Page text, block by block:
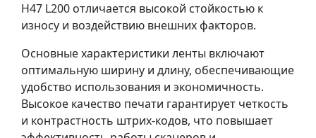
H47 L200 отличается высокой стойкостью к
износу и воздействию внешних факторов.
Основные характеристики ленты включают
оптимальную ширину и длину, обеспечивающие
удобство использования и экономичность.
Высокое качество печати гарантирует четкость
и контрастность штрих-кодов, что повышает